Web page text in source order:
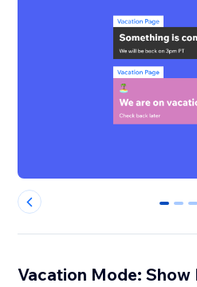
0 1 2
Vacation Mode: